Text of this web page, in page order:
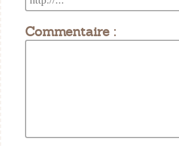
Commentaire :